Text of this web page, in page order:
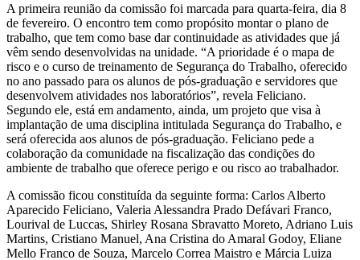
A primeira reunião da comissão foi marcada para quarta-feira, dia 8
de fevereiro. O encontro tem como propósito montar o plano de
trabalho, que tem como base dar continuidade as atividades que já
vêm sendo desenvolvidas na unidade. “A prioridade é o mapa de
risco e o curso de treinamento de Segurança do Trabalho, oferecido
no ano passado para os alunos de pós-graduação e servidores que
desenvolvem atividades nos laboratórios”, revela Feliciano.
Segundo ele, está em andamento, ainda, um projeto que visa à
implantação de uma disciplina intitulada Segurança do Trabalho, e
será oferecida aos alunos de pós-graduação. Feliciano pede a
colaboração da comunidade na fiscalização das condições do
ambiente de trabalho que oferece perigo e ou risco ao trabalhador.
A comissão ficou constituída da seguinte forma: Carlos Alberto
Aparecido Feliciano, Valeria Alessandra Prado Defávari Franco,
Lourival de Luccas, Shirley Rosana Sbravatto Moreto, Adriano Luis
Martins, Cristiano Manuel, Ana Cristina do Amaral Godoy, Eliane
Mello Franco de Souza, Marcelo Correa Maistro e Márcia Luiza